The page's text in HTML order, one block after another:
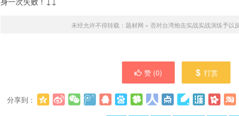
未经允许不得转载： 题材网 » 否对台湾炮击实战实战演练予以
赞 (0) 打赏
分享到：